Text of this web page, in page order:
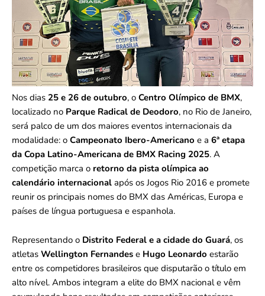
Nos dias 25 e 26 de outubro, o Centro Olímpico de BMX,
localizado no Parque Radical de Deodoro, no Rio de Janeiro,
será palco de um dos maiores eventos internacionais da
modalidade: o Campeonato Ibero-Americano e a 6ª etapa
da Copa Latino-Americana de BMX Racing 2025. A
competição marca o retorno da pista olímpica ao
calendário internacional após os Jogos Rio 2016 e promete
reunir os principais nomes do BMX das Américas, Europa e
países de língua portuguesa e espanhola.
Representando o Distrito Federal e a cidade do Guará, os
atletas Wellington Fernandes e Hugo Leonardo estarão
entre os competidores brasileiros que disputarão o título em
alto nível. Ambos integram a elite do BMX nacional e vêm